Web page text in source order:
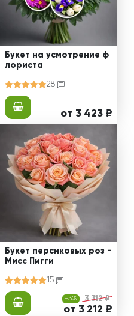
Букет на усмотрение ф
лориста
28
от 3 423 ₽
Букет персиковых роз -
Мисс Пигги
15
-3% 3 312 ₽
от 3 212 ₽